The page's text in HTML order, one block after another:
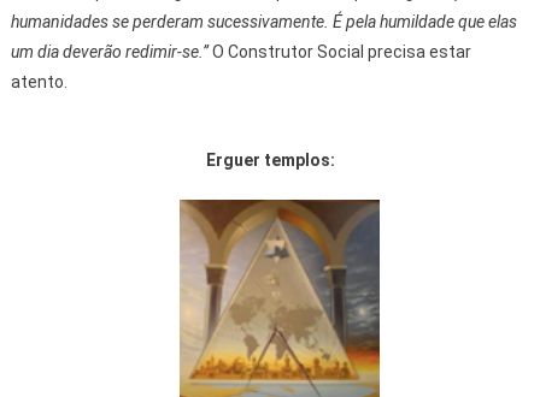
humanidades se perderam sucessivamente. É pela humildade que elas
um dia deverão redimir-se.”O Construtor Social precisa estar
atento.
Erguer templos: